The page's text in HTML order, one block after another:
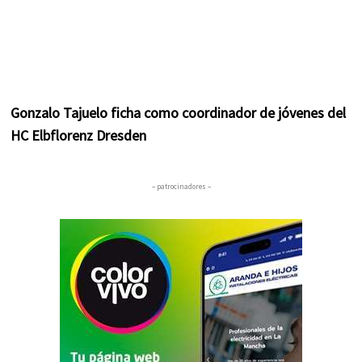
Gonzalo Tajuelo ficha como coordinador de jóvenes del
HC Elbflorenz Dresden
– patrocinadores –